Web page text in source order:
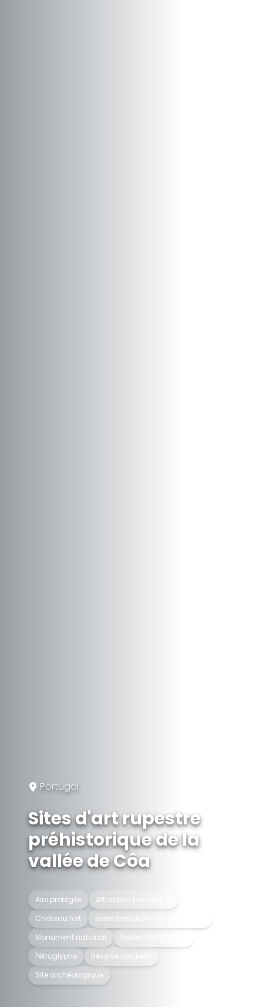
Portugal
Sites d'art rupestre
préhistorique de la
vallée de Côa
Aire protégée
Attraction touristique
Château fort
Entité territoriale administrative
Monument national
Patrimoine culturel
Pétroglyphe
Réserve naturelle
Site archéologique